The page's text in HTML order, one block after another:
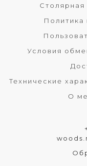
Политика
Условия
Технические
О